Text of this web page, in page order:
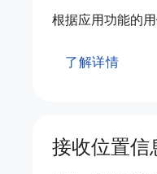
根据应用功能的
了解详情
接收位置信